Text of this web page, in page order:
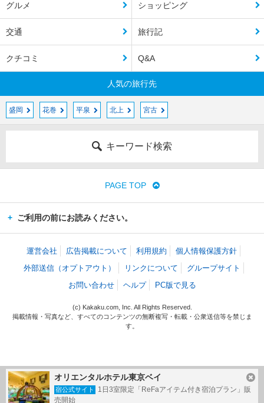
オリエンタルホテル東京ベイ
宿公式サイト
1日3室限定「ReFaアイテム付き宿泊プラン」販
売開始
グルメ ショッピング
交通 旅行記
クチコミ Q&A
人気の旅行先
盛岡 花巻 平泉 北上 宮古
キーワード検索
PAGE TOP
ご利用の前にお読みください。
運営会社 広告掲載について 利用規約
個人情報保護方針
外部送信（オプトアウト）
リンクについて
グループサイト
お問い合わせ
ヘルプ PC版で見る
(c) Kakaku.com, Inc. All Rights Reserved.
掲載情報・写真など、すべてのコンテンツの無断複写・転載・公衆送信等を禁じま
す。